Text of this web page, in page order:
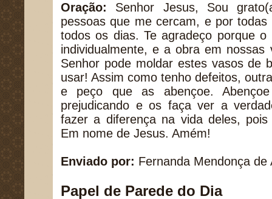
Oração: Senhor Jesus, Sou
pessoas que me cercam, e por
todos os dias. Te agradeço porque
individualmente, e a obra em
Senhor pode moldar estes vasos de
usar! Assim como tenho defeitos,
e peço que as abençoe.
prejudicando e os faça ver a
fazer a diferença na vida deles,
Em nome de Jesus. Amém!
Enviado por: Fernanda Mendonça de
Papel de Parede do Dia